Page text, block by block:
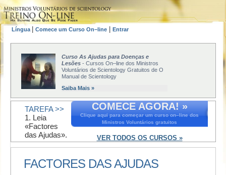
Língua Comece um Curso On–line Entrar
Curso As Ajudas para Doenças e
Lesões - Cursos On–line dos Ministros
Voluntários de Scientology Gratuitos de O
Manual de Scientology
Saiba Mais »
COMECE AGORA! »
Clique aqui para começar um curso on–line dos
Ministros Voluntários gratuitos
VER TODOS OS CURSOS »
TAREFA >>
1. Leia
«Factores
das Ajudas».
FACTORES DAS AJUDAS